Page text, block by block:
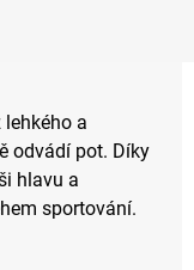
a
odvádí pot. Díky
hlavu a
sportování.